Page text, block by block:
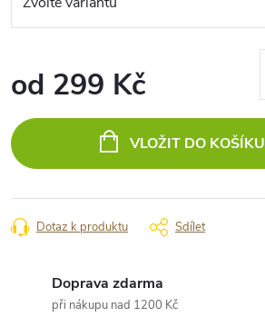
od 299 Kč
cena:
VLOŽIT DO KOŠÍKU
Dotaz k produktu Sdílet
Doprava zdarma
při nákupu nad 1200 Kč